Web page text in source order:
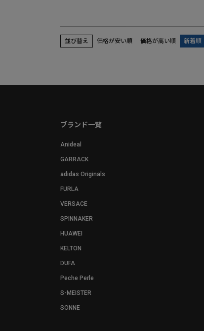
並び替え 価格が安い順 価格が高い順 新着順
ブランド一覧
Anideal
GARRACK
adidas Originals
FURLA
VERSACE
SPINNAKER
HUAWEI
KELTON
DUFA
Peche Perle
S-MEISTER
SONNE